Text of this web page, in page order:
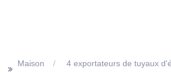
>> Maison
4 exportateurs de tuyaux